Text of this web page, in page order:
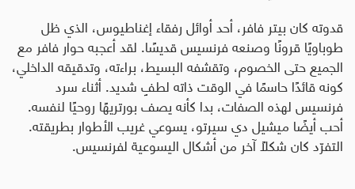
قدوته كان بيتر فافر، أحد أوائل رفقاء إغناطيوس، الذي ظل
طوباويًا قرونًا وصنعه فرنسيس قديسًا. لقد أعجبه حوار فافر مع
الجميع حتى الخصوم، وتقشفه البسيط، براءته، وتدقيقه الداخلي،
كونه قائدًا حاسمًا في الوقت ذاته لطفٍ شديد. أثناء سرد
فرنسيس لهذه الصفات، بدا كأنه يصف بورتريهًا روحيًا لنفسه.
أحب أيضًا ميشيل دي سيرتو، يسوعي غريب الأطوار بطريقته.
التفرّد كان شكلًا آخر من أشكال اليسوعية لفرنسيس.